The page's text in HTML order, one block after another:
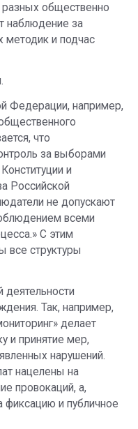
разных общественно
наблюдение за
методик и подчас
Федерации, например,
что
за выборами
и
Российской
не допускают
всеми
С этим
все структуры
деятельности
Так, например,
делает
и принятие мер,
нарушений.
нацелены на
провокаций, а,
фиксацию и публичное